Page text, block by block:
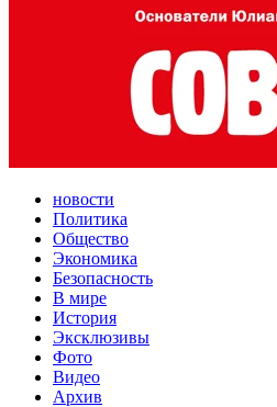
новости
Политика
Общество
Экономика
Безопасность
В мире
История
Эксклюзивы
Фото
Видео
Архив